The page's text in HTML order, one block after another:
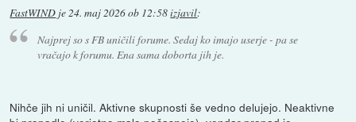
FastWIND je24. maj 2026 ob 12:58izjavil:
Najprej so s FB uničili forume. Sedaj ko imajo userje - pa se
vračajo k forumu. Ena sama doborta jih je.
Nihče jih ni uničil. Aktivne skupnosti še vedno delujejo. Neaktivne